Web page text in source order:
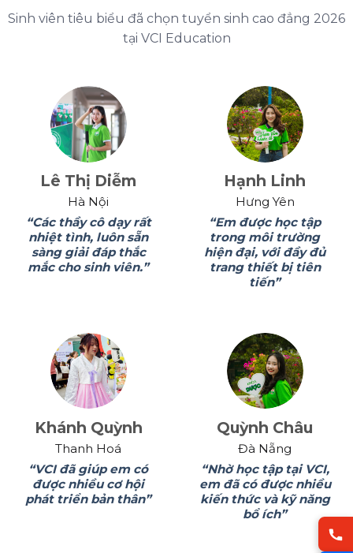
Sinh viên tiêu biểu đã chọn tuyển sinh cao đẳng 2026
tại VCI Education
Lê Thị Diễm
Hà Nội
“Các thầy cô dạy rất
nhiệt tình, luôn sẵn
sàng giải đáp thắc
mắc cho sinh viên.”
Hạnh Linh
Hưng Yên
“Em được học tập
trong môi trường
hiện đại, với đầy đủ
trang thiết bị tiên
tiến”
Khánh Quỳnh
Thanh Hoá
“VCI đã giúp em có
được nhiều cơ hội
phát triển bản thân”
Quỳnh Châu
Đà Nẵng
“Nhờ học tập tại VCI,
em đã có được nhiều
kiến thức và kỹ năng
bổ ích”